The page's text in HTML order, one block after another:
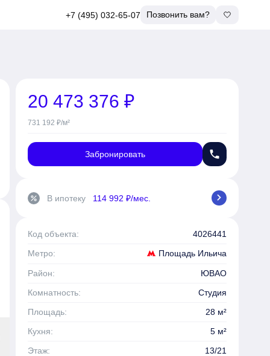
+7 (495) 032-65-07 Позвонить вам?
20 473 376 ₽
731 192 ₽/м²
Забронировать phone
percent В ипотеку 114 992 ₽/мес. chevron_right
Код объекта: 4026441
Метро: Площадь Ильича
Район:
ЮВАО
Комнатность:
Студия
Площадь:
28 м²
Кухня:
5 м²
Этаж:
13/21